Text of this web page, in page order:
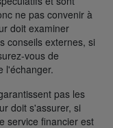
ne pas convenir à
doit examiner
conseils externes, si
vous de
l'échanger.
pas les
doit s'assurer, si
service financier est